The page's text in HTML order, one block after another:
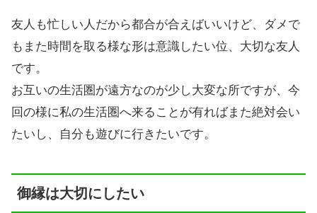
友人も忙しい人だから都合が合えばいいけど、ダメで
もまた時間を取る様な形は意識したい位、大切な友人
です。
お互いの生活圏が遠方なのが少し大変な所ですが、今
回の様に私の生活圏へ来ることが有ればまた絶対会い
たいし、自分も遊びに行きたいです。
御縁は大切にしたい